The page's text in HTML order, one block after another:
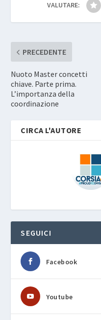
VALUTARE:
PRECEDENTE
Nuoto Master concetti
chiave. Parte prima.
L’importanza della
coordinazione
CIRCA L'AUTORE
SEGUICI
Facebook
Youtube